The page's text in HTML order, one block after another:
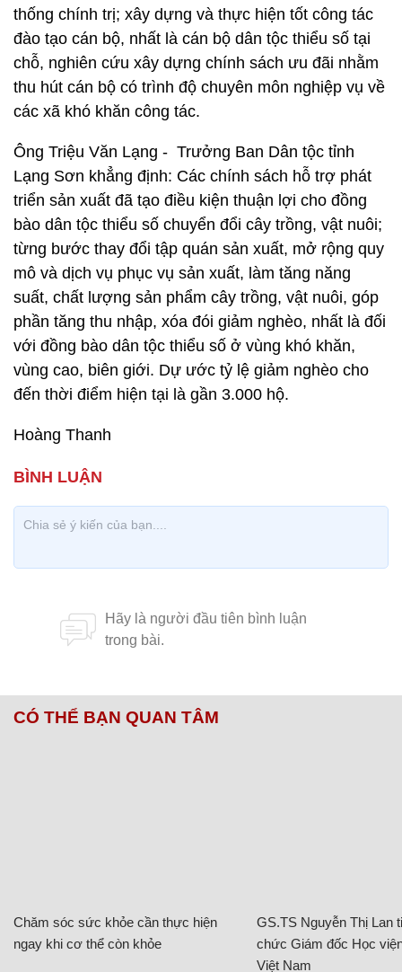
thống chính trị; xây dựng và thực hiện tốt công tác
đào tạo cán bộ, nhất là cán bộ dân tộc thiểu số tại
chỗ, nghiên cứu xây dựng chính sách ưu đãi nhằm
thu hút cán bộ có trình độ chuyên môn nghiệp vụ về
các xã khó khăn công tác.
Ông Triệu Văn Lạng - Trưởng Ban Dân tộc tỉnh
Lạng Sơn khẳng định: Các chính sách hỗ trợ phát
triển sản xuất đã tạo điều kiện thuận lợi cho đồng
bào dân tộc thiểu số chuyển đổi cây trồng, vật nuôi;
từng bước thay đổi tập quán sản xuất, mở rộng quy
mô và dịch vụ phục vụ sản xuất, làm tăng năng
suất, chất lượng sản phẩm cây trồng, vật nuôi, góp
phần tăng thu nhập, xóa đói giảm nghèo, nhất là đối
với đồng bào dân tộc thiểu số ở vùng khó khăn,
vùng cao, biên giới. Dự ước tỷ lệ giảm nghèo cho
đến thời điểm hiện tại là gần 3.000 hộ.
Hoàng Thanh
CÓ THỂ BẠN QUAN TÂM
Chăm sóc sức khỏe cần thực hiện
ngay khi cơ thể còn khỏe
GS.TS Nguyễn Thị Lan
chức Giám đốc Học
Việt Nam